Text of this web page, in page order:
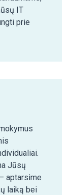
IT
prie
Jūsų
aptarsime
laiką bei